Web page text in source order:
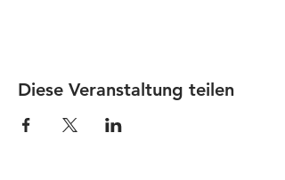
Diese Veranstaltung teilen